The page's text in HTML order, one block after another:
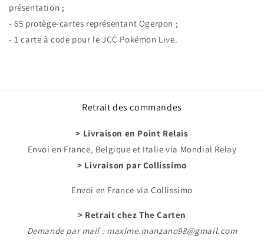
présentation ;
- 65 protège-cartes représentant Ogerpon ;
- 1 carte à code pour le JCC Pokémon Live.
Retrait des commandes
> Livraison en Point Relais
Envoi en France, Belgique et Italie via Mondial Relay
> Livraison par Collissimo
Envoi en France via Collissimo
> Retrait chez The Carten
Demande par mail : maxime.manzano98@gmail.com